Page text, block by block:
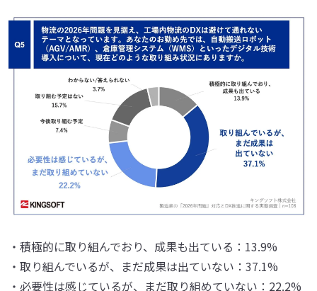
・積極的に取り組んでおり、成果も出ている：13.9%
・取り組んでいるが、まだ成果は出ていない：37.1%
・必要性は感じているが、まだ取り組めていない：22.2%